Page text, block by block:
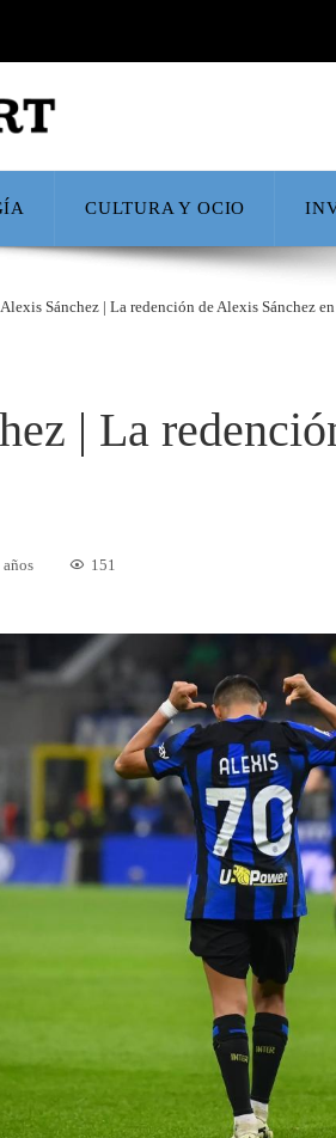
CULTURA Y OCIO
Alexis Sánchez | La redención de Alexis Sánchez
| La
años 151